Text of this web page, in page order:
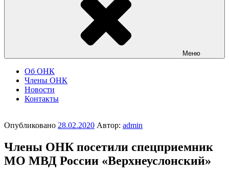
Меню
Об ОНК
Члены ОНК
Новости
Контакты
Опубликовано 28.02.2020 Автор: admin
Члены ОНК посетили спецприемник
МО МВД России «Верхнеуслонский»